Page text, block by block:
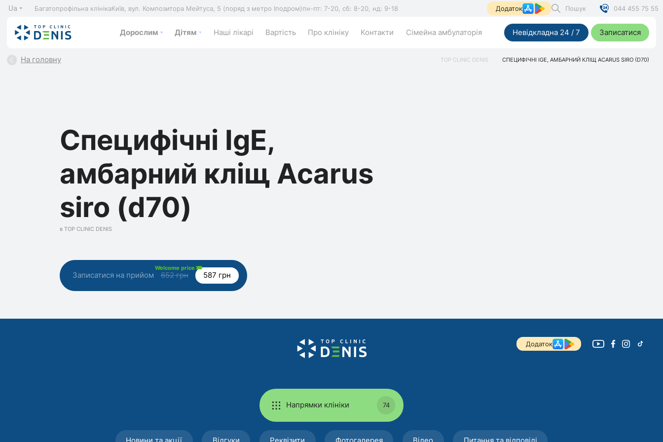
Ua Багатопрофільна клінікаКиїв, вул. Композитора Мейтуса, 5 (поряд з метро Іподром)пн-пт: 7-20, сб: 8-20, нд: 9-18 Додаток Пошук 044 455 75 55
Дорослим Дітям Наші лікарі Вартість Про клініку Контакти Сімейна амбулаторія Невідкладна 24 / 7 Записатися
На головну TOP CLINIC DENIS СПЕЦИФІЧНІ IGE, АМБАРНИЙ КЛІЩ ACARUS SIRO (D70)
Специфічні IgE,
амбарний кліщ Acarus
siro (d70)
в TOP CLINIC DENIS
Записатися на прийом
Welcome price
652 грн 587 грн
Додаток
Напрямки клініки 74